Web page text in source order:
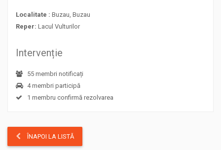
Localitate : Buzau, Buzau
Reper: Lacul Vulturilor
Intervenție
55 membri notificați
4 membri participă
1 membru confirmă rezolvarea
ÎNAPOI LA LISTĂ